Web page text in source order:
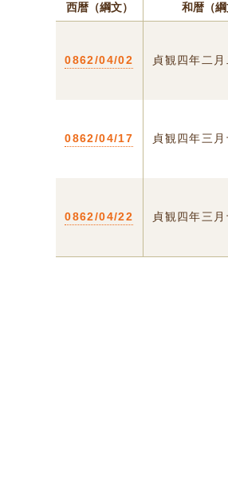
西暦（綱文） 和暦（綱
0862/04/02 貞観四年二
0862/04/17 貞観四年三月
0862/04/22 貞観四年三月